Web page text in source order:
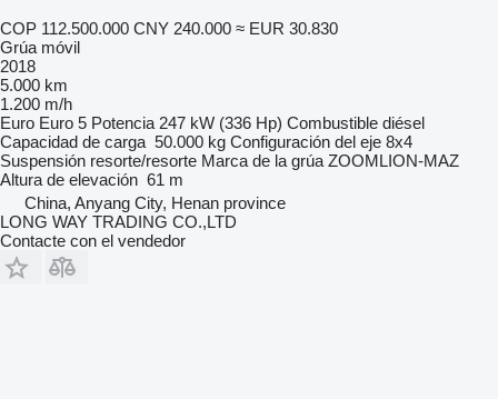
COP 112.500.000 CNY 240.000 ≈ EUR 30.830
Grúa móvil
2018
5.000 km
1.200 m/h
Euro Euro 5 Potencia 247 kW (336 Hp) Combustible diésel
Capacidad de carga 50.000 kg Configuración del eje 8x4
Suspensión resorte/resorte Marca de la grúa ZOOMLION-MAZ
Altura de elevación 61 m
China, Anyang City, Henan province
LONG WAY TRADING CO.,LTD
Contacte con el vendedor